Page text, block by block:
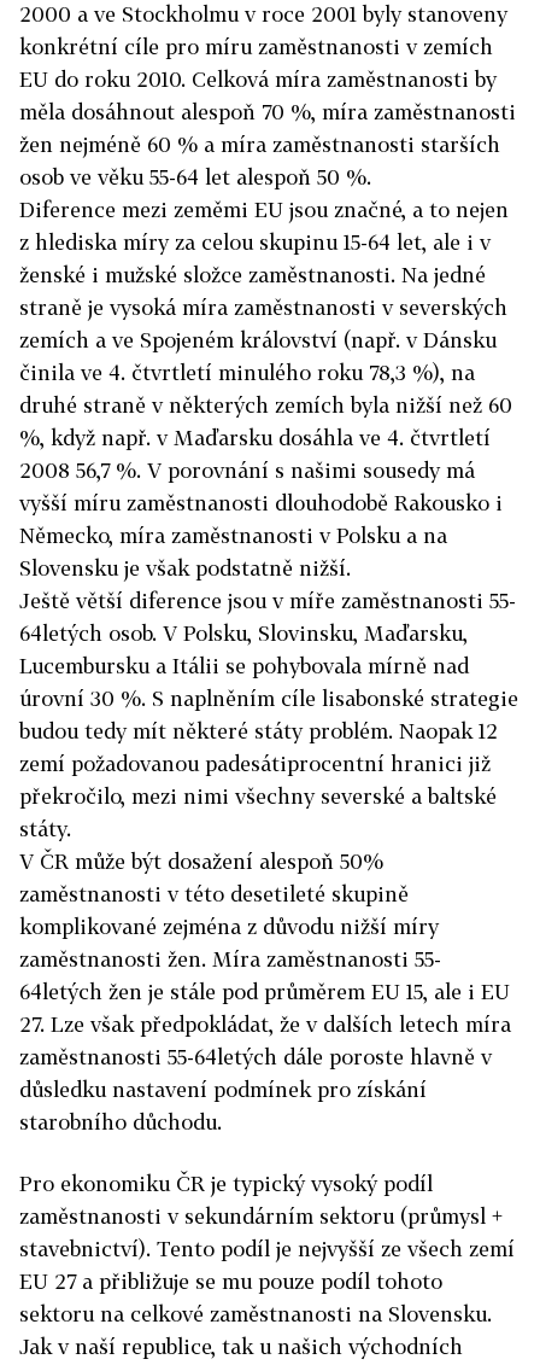
2000 a ve Stockholmu v roce 2001 byly stanoveny
konkrétní cíle pro míru zaměstnanosti v zemích
EU do roku 2010. Celková míra zaměstnanosti by
měla dosáhnout alespoň 70 %, míra zaměstnanosti
žen nejméně 60 % a míra zaměstnanosti starších
osob ve věku 55-64 let alespoň 50 %.
Diference mezi zeměmi EU jsou značné, a to nejen
z hlediska míry za celou skupinu 15-64 let, ale i v
ženské i mužské složce zaměstnanosti. Na jedné
straně je vysoká míra zaměstnanosti v severských
zemích a ve Spojeném království (např. v Dánsku
činila ve 4. čtvrtletí minulého roku 78,3 %), na
druhé straně v některých zemích byla nižší než 60
%, když např. v Maďarsku dosáhla ve 4. čtvrtletí
2008 56,7 %. V porovnání s našimi sousedy má
vyšší míru zaměstnanosti dlouhodobě Rakousko i
Německo, míra zaměstnanosti v Polsku a na
Slovensku je však podstatně nižší.
Ještě větší diference jsou v míře zaměstnanosti 55-
64letých osob. V Polsku, Slovinsku, Maďarsku,
Lucembursku a Itálii se pohybovala mírně nad
úrovní 30 %. S naplněním cíle lisabonské strategie
budou tedy mít některé státy problém. Naopak 12
zemí požadovanou padesátiprocentní hranici již
překročilo, mezi nimi všechny severské a baltské
státy.
V ČR může být dosažení alespoň 50%
zaměstnanosti v této desetileté skupině
komplikované zejména z důvodu nižší míry
zaměstnanosti žen. Míra zaměstnanosti 55-
64letých žen je stále pod průměrem EU 15, ale i EU
27. Lze však předpokládat, že v dalších letech míra
zaměstnanosti 55-64letých dále poroste hlavně v
důsledku nastavení podmínek pro získání
starobního důchodu.
Pro ekonomiku ČR je typický vysoký podíl
zaměstnanosti v sekundárním sektoru (průmysl +
stavebnictví). Tento podíl je nejvyšší ze všech zemí
EU 27 a přibližuje se mu pouze podíl tohoto
sektoru na celkové zaměstnanosti na Slovensku.
Jak v naší republice, tak u našich východních